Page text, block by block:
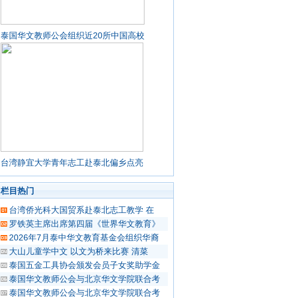
泰国华文教师公会组织近20所中国高校
台湾静宜大学青年志工赴泰北偏乡点亮
栏目热门
台湾侨光科大国贸系赴泰北志工教学 在
罗铁英主席出席第四届《世界华文教育》
2026年7月泰中华文教育基金会组织华裔
大山儿童学中文 以文为桥来比赛 清菜
泰国五金工具协会颁发会员子女奖助学金
泰国华文教师公会与北京华文学院联合考
泰国华文教师公会与北京华文学院联合考